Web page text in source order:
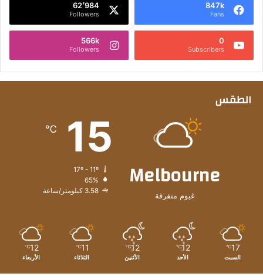
847k
Fans
62٬984
Followers
0
Subscribers
566k
Followers
الطقس
Melbourne
غيوم متفرقة
15
℃
65%
3.58 كيلومتر/ساعة
17
℃
السبت
12
℃
الأحد
12
℃
الأثنين
11
℃
الثلاثاء
12
℃
الأربعاء